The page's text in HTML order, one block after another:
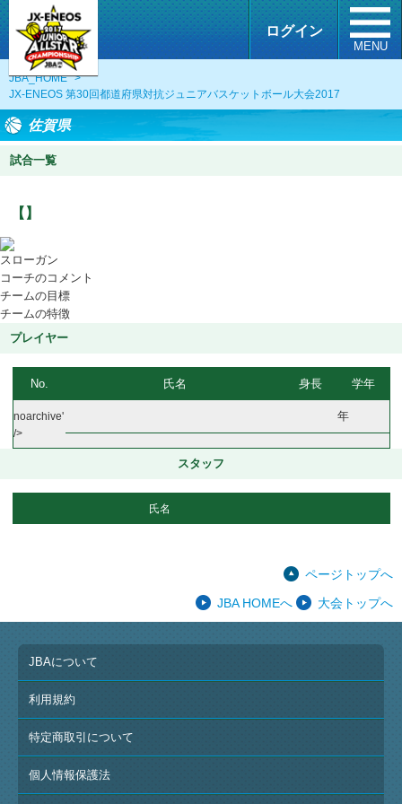
ログイン
MENU
JBA_HOME
>
JX-ENEOS 第30回都道府県対抗ジュニアバスケットボール大会2017
佐賀県
試合一覧
【】
スローガン
コーチのコメント
チームの目標
チームの特徴
プレイヤー
No. 氏名 身長 学年
noarchive'
/>
年
スタッフ
氏名
ページトップへ
JBA HOMEへ
大会トップへ
JBAについて
利用規約
特定商取引について
個人情報保護法